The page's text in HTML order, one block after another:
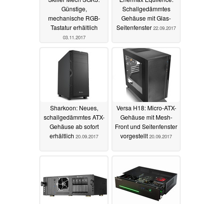
Günstige,
mechanische RGB-
Tastatur erhältlich
03.11.2017
Schallgedämmtes
Gehäuse mit Glas-
Seitenfenster 22.09.2017
Sharkoon: Neues,
schallgedämmtes ATX-
Gehäuse ab sofort
erhältlich 20.09.2017
Versa H18: Micro-ATX-
Gehäuse mit Mesh-
Front und Seitenfenster
vorgestellt 20.09.2017